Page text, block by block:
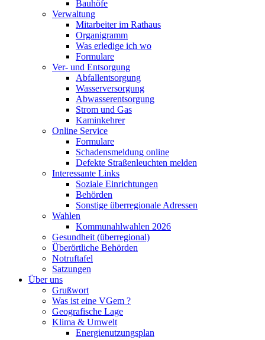
Bauhöfe
Verwaltung
Mitarbeiter im Rathaus
Organigramm
Was erledige ich wo
Formulare
Ver- und Entsorgung
Abfallentsorgung
Wasserversorgung
Abwasserentsorgung
Strom und Gas
Kaminkehrer
Online Service
Formulare
Schadensmeldung online
Defekte Straßenleuchten melden
Interessante Links
Soziale Einrichtungen
Behörden
Sonstige überregionale Adressen
Wahlen
Kommunahlwahlen 2026
Gesundheit (überregional)
Überörtliche Behörden
Notruftafel
Satzungen
Über uns
Grußwort
Was ist eine VGem ?
Geografische Lage
Klima & Umwelt
Energienutzungsplan